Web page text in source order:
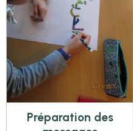
Préparation des